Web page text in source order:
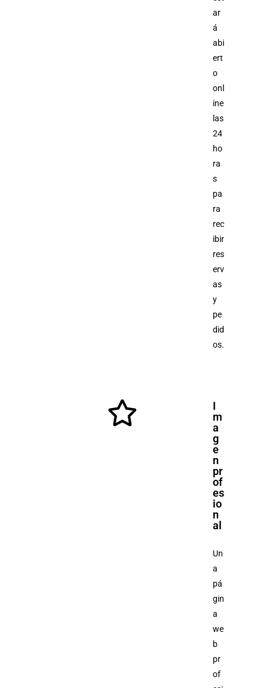
ar
á
abi
ert
o
onl
ine
las
24
ho
ra
s
pa
ra
rec
ibir
res
erv
as
y
pe
did
os.
I
m
a
g
e
n
pr
of
es
io
n
al
Un
a
pá
gin
a
we
b
pr
of